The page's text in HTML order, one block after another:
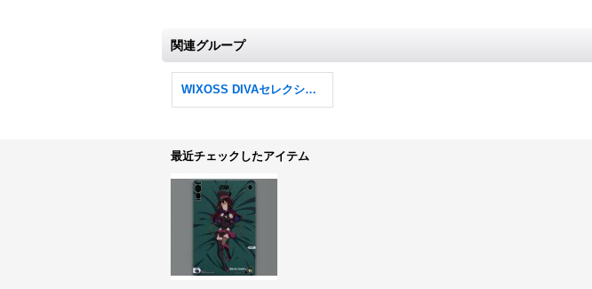
関連グループ
WIXOSS DIVAセレクション
最近チェックしたアイテム